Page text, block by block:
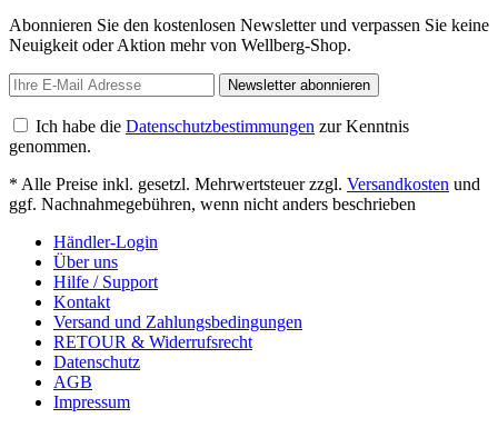
Abonnieren Sie den kostenlosen Newsletter und verpassen Sie keine
Neuigkeit oder Aktion mehr von Wellberg-Shop.
Newsletter abonnieren
Ich habe die Datenschutzbestimmungen zur Kenntnis
genommen.
* Alle Preise inkl. gesetzl. Mehrwertsteuer zzgl. Versandkosten und
ggf. Nachnahmegebühren, wenn nicht anders beschrieben
Händler-Login
Über uns
Hilfe / Support
Kontakt
Versand und Zahlungsbedingungen
RETOUR & Widerrufsrecht
Datenschutz
AGB
Impressum